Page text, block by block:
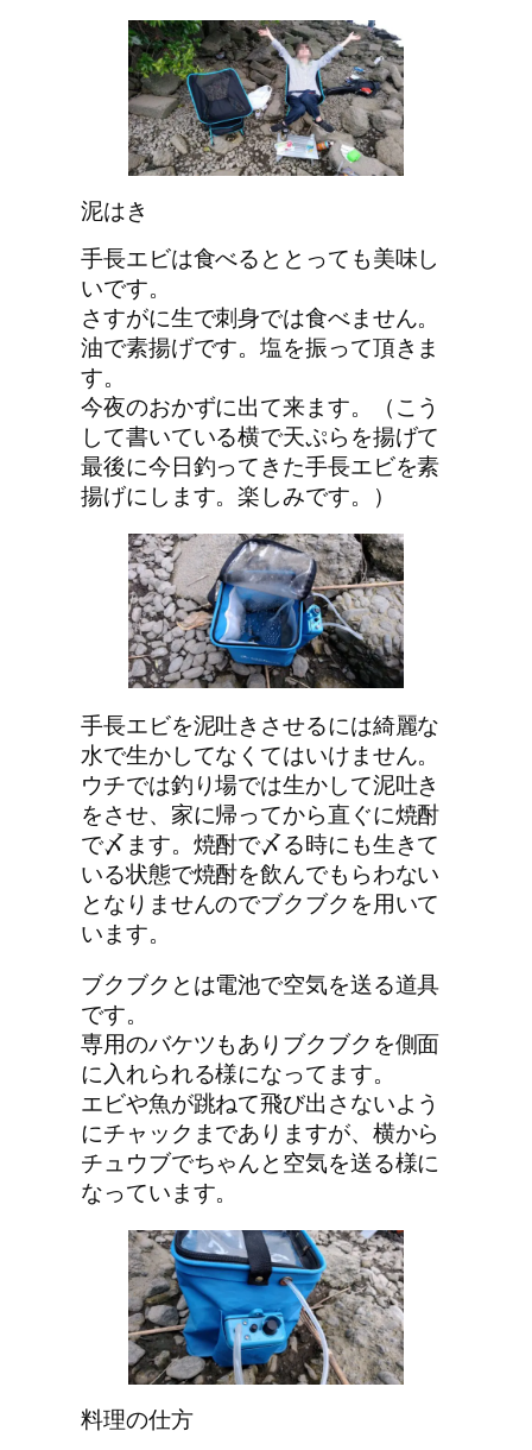
泥はき
手長エビは食べるととっても美味し
いです。
さすがに生で刺身では食べません。
油で素揚げです。塩を振って頂きま
す。
今夜のおかずに出て来ます。（こう
して書いている横で天ぷらを揚げて
最後に今日釣ってきた手長エビを素
揚げにします。楽しみです。）
手長エビを泥吐きさせるには綺麗な
水で生かしてなくてはいけません。
ウチでは釣り場では生かして泥吐き
をさせ、家に帰ってから直ぐに焼酎
で〆ます。焼酎で〆る時にも生きて
いる状態で焼酎を飲んでもらわない
となりませんのでブクブクを用いて
います。
ブクブクとは電池で空気を送る道具
です。
専用のバケツもありブクブクを側面
に入れられる様になってます。
エビや魚が跳ねて飛び出さないよう
にチャックまでありますが、横から
チュウブでちゃんと空気を送る様に
なっています。
料理の仕方